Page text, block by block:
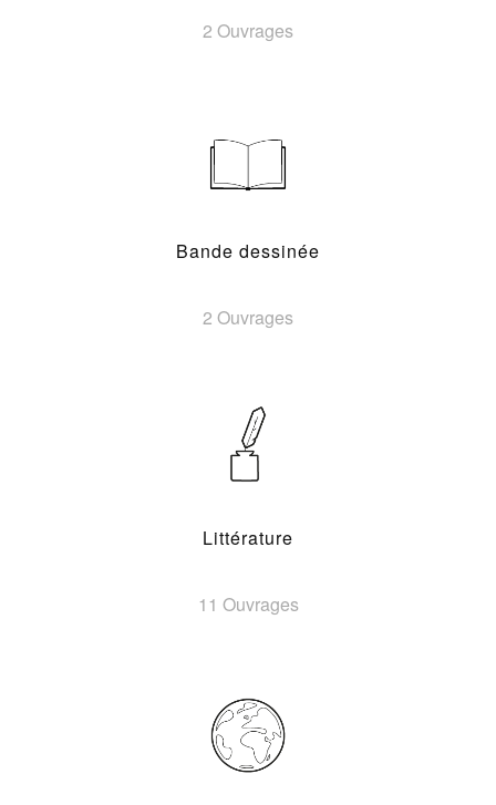
2 Ouvrages
Bande dessinée
2 Ouvrages
Littérature
11 Ouvrages